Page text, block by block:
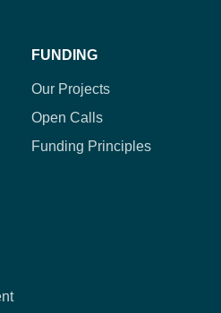
FUNDING
Our Projects
Open Calls
Funding Principles